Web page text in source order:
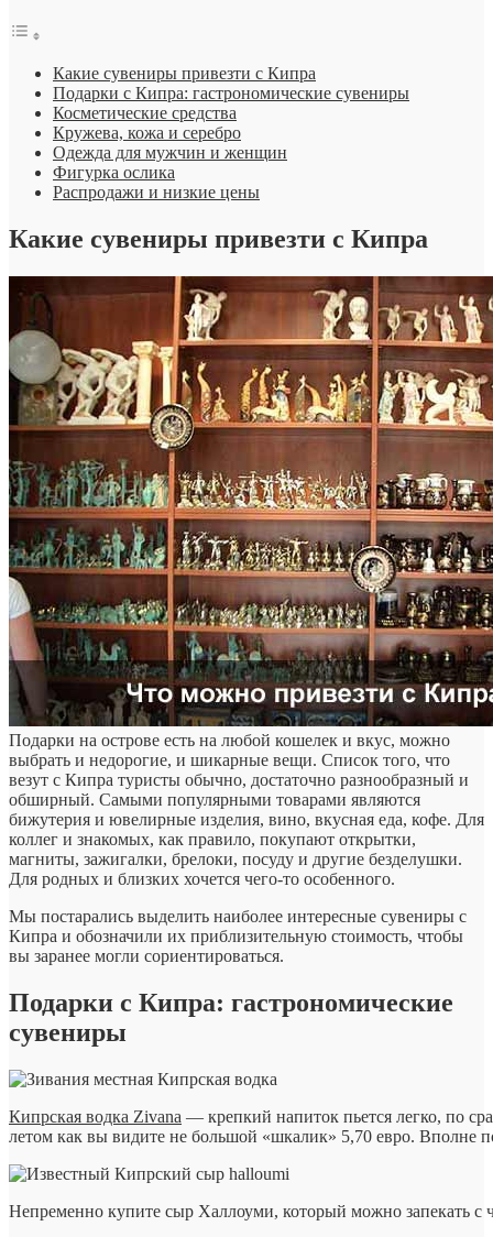
Какие сувениры привезти с Кипра
Подарки с Кипра: гастрономические сувениры
Косметические средства
Кружева, кожа и серебро
Одежда для мужчин и женщин
Фигурка ослика
Распродажи и низкие цены
Какие сувениры привезти с Кипра
Подарки на острове есть на любой кошелек и вкус, можно
выбрать и недорогие, и шикарные вещи. Список того, что
везут с Кипра туристы обычно, достаточно разнообразный и
обширный. Самыми популярными товарами являются
бижутерия и ювелирные изделия, вино, вкусная еда, кофе. Для
коллег и знакомых, как правило, покупают открытки,
магниты, зажигалки, брелоки, посуду и другие безделушки.
Для родных и близких хочется чего-то особенного.
Мы постарались выделить наиболее интересные сувениры с
Кипра и обозначили их приблизительную стоимость, чтобы
вы заранее могли сориентироваться.
Подарки с Кипра: гастрономические
сувениры
Кипрская водка Zivana — крепкий напиток пьется легко, по
летом как вы видите не большой «шкалик» 5,70 евро. Вполне
Непременно купите сыр Халлоуми, который можно запекать с